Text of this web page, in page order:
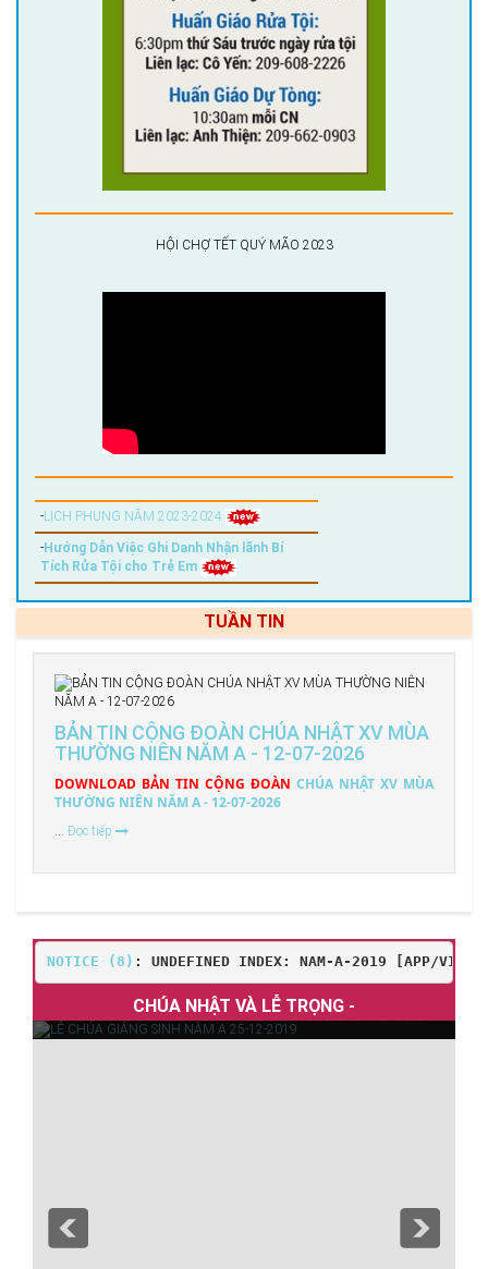
HỘI CHỢ TẾT QUÝ MÃO 2023
-LỊCH PHỤNG NĂM 2023-2024
-Hướng Dẫn Việc Ghi Danh Nhận lãnh Bí
Tích Rửa Tội cho Trẻ Em
TUẦN TIN
BẢN TIN CỘNG ĐOÀN CHÚA NHẬT XV MÙA
THƯỜNG NIÊN NĂM A - 12-07-2026
DOWNLOAD BẢN TIN CỘNG ĐOÀN CHÚA NHẬT XV MÙA
THƯỜNG NIÊN NĂM A - 12-07-2026
... Đọc tiếp
NOTICE (8) : UNDEFINED INDEX: NAM-A-2019 [ APP/VIEW/
CHÚA NHẬT VÀ LỄ TRỌNG -
LỄ CHÚA GIÁNG SINH NĂM A 25-12-2019